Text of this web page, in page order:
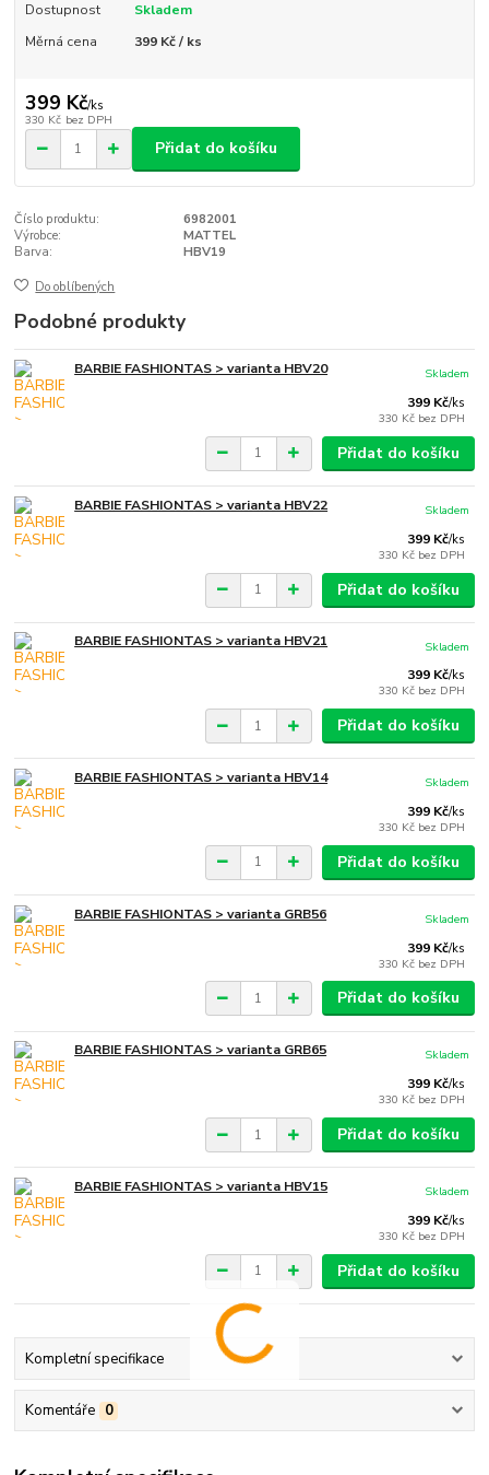
Dostupnost
Skladem
Měrná cena
399 Kč / ks
399 Kč/ks
330 Kč bez DPH
Přidat do košíku
Číslo produktu:
6982001
Výrobce:
MATTEL
Barva:
HBV19
Do oblíbených
Podobné produkty
BARBIE FASHIONTAS > varianta HBV20
399 Kč/ks
330 Kč bez DPH
Skladem
Přidat do košíku
BARBIE FASHIONTAS > varianta HBV22
399 Kč/ks
330 Kč bez DPH
Skladem
Přidat do košíku
BARBIE FASHIONTAS > varianta HBV21
399 Kč/ks
330 Kč bez DPH
Skladem
Přidat do košíku
BARBIE FASHIONTAS > varianta HBV14
399 Kč/ks
330 Kč bez DPH
Skladem
Přidat do košíku
BARBIE FASHIONTAS > varianta GRB56
399 Kč/ks
330 Kč bez DPH
Skladem
Přidat do košíku
BARBIE FASHIONTAS > varianta GRB65
399 Kč/ks
330 Kč bez DPH
Skladem
Přidat do košíku
BARBIE FASHIONTAS > varianta HBV15
399 Kč/ks
330 Kč bez DPH
Skladem
Přidat do košíku
Kompletní specifikace
Komentáře 0